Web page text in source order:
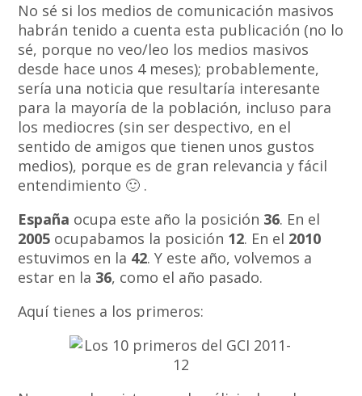
No sé si los medios de comunicación masivos
habrán tenido a cuenta esta publicación (no lo
sé, porque no veo/leo los medios masivos
desde hace unos 4 meses); probablemente,
sería una noticia que resultaría interesante
para la mayoría de la población, incluso para
los mediocres (sin ser despectivo, en el
sentido de amigos que tienen unos gustos
medios), porque es de gran relevancia y fácil
entendimiento 🙂 .
España ocupa este año la posición 36. En el
2005 ocupabamos la posición 12. En el 2010
estuvimos en la 42. Y este año, volvemos a
estar en la 36, como el año pasado.
Aquí tienes a los primeros: